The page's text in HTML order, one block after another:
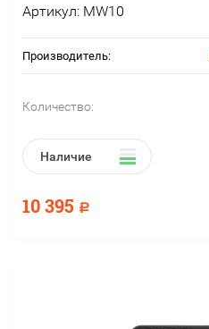
Артикул: MW10
Производитель:
Количество:
Наличие
10 395 Р